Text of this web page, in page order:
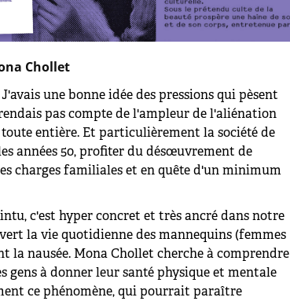
Chollet
une bonne idée des pressions qui pèsent
pas compte de l'ampleur de l'aliénation
entière. Et particulièrement la société de
années 50, profiter du désœuvrement de
charges familiales et en quête d'un minimum
c'est hyper concret et très ancré dans notre
la vie quotidienne des mannequins (femmes
la nausée. Mona Chollet cherche à comprendre
gens à donner leur santé physique et mentale
ce phénomène, qui pourrait paraître